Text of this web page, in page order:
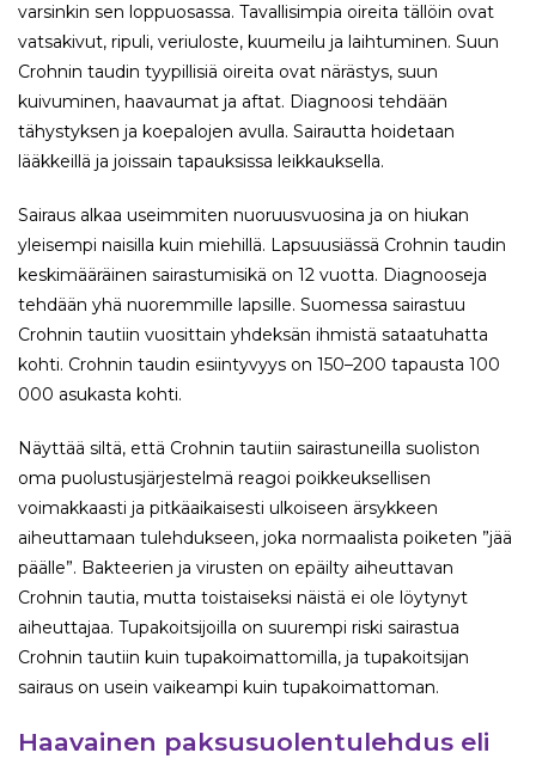
varsinkin sen loppuosassa. Tavallisimpia oireita tällöin ovat
vatsakivut, ripuli, veriuloste, kuumeilu ja laihtuminen. Suun
Crohnin taudin tyypillisiä oireita ovat närästys, suun
kuivuminen, haavaumat ja aftat. Diagnoosi tehdään
tähystyksen ja koepalojen avulla. Sairautta hoidetaan
lääkkeillä ja joissain tapauksissa leikkauksella.
Sairaus alkaa useimmiten nuoruusvuosina ja on hiukan
yleisempi naisilla kuin miehillä. Lapsuusiässä Crohnin taudin
keskimääräinen sairastumisikä on 12 vuotta. Diagnooseja
tehdään yhä nuoremmille lapsille. Suomessa sairastuu
Crohnin tautiin vuosittain yhdeksän ihmistä sataatuhatta
kohti. Crohnin taudin esiintyvyys on 150–200 tapausta 100
000 asukasta kohti.
Näyttää siltä, että Crohnin tautiin sairastuneilla suoliston
oma puolustusjärjestelmä reagoi poikkeuksellisen
voimakkaasti ja pitkäaikaisesti ulkoiseen ärsykkeen
aiheuttamaan tulehdukseen, joka normaalista poiketen ”jää
päälle”. Bakteerien ja virusten on epäilty aiheuttavan
Crohnin tautia, mutta toistaiseksi näistä ei ole löytynyt
aiheuttajaa. Tupakoitsijoilla on suurempi riski sairastua
Crohnin tautiin kuin tupakoimattomilla, ja tupakoitsijan
sairaus on usein vaikeampi kuin tupakoimattoman.
Haavainen paksusuolentulehdus eli